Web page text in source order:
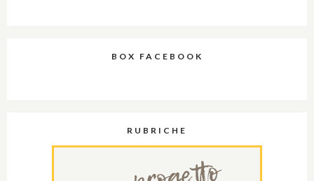
BOX FACEBOOK
RUBRICHE